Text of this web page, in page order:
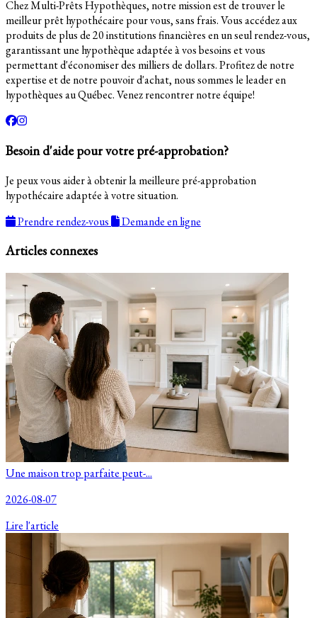
Chez Multi-Prêts Hypothèques, notre mission est de trouver le
meilleur prêt hypothécaire pour vous, sans frais. Vous accédez aux
produits de plus de 20 institutions financières en un seul rendez-vous,
garantissant une hypothèque adaptée à vos besoins et vous
permettant d'économiser des milliers de dollars. Profitez de notre
expertise et de notre pouvoir d'achat, nous sommes le leader en
hypothèques au Québec. Venez rencontrer notre équipe!
Besoin d'aide pour votre pré-approbation?
Je peux vous aider à obtenir la meilleure pré-approbation
hypothécaire adaptée à votre situation.
Prendre rendez-vous
Demande en ligne
Articles connexes
Une maison trop parfaite peut-...
2026-08-07
Lire l'article